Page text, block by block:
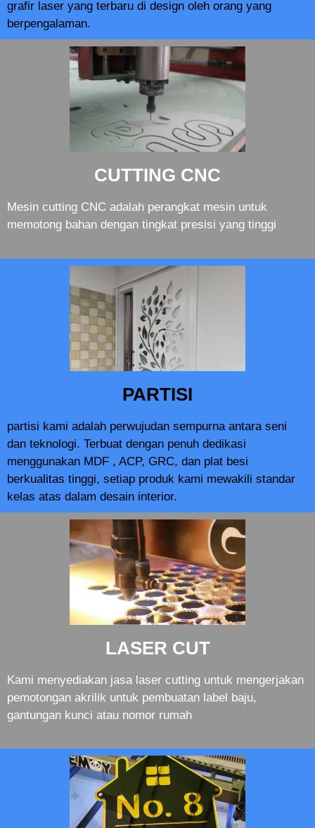
grafir laser yang terbaru di design oleh orang yang
berpengalaman.
CUTTING CNC
Mesin cutting CNC adalah perangkat mesin untuk
memotong bahan dengan tingkat presisi yang tinggi
PARTISI
partisi kami adalah perwujudan sempurna antara seni
dan teknologi. Terbuat dengan penuh dedikasi
menggunakan MDF , ACP, GRC, dan plat besi
berkualitas tinggi, setiap produk kami mewakili standar
kelas atas dalam desain interior.
LASER CUT
Kami menyediakan jasa laser cutting untuk mengerjakan
pemotongan akrilik untuk pembuatan label baju,
gantungan kunci atau nomor rumah